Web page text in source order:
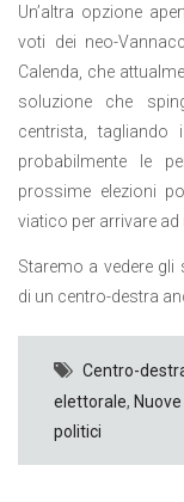
Un’altra opzione
voti dei neo-
Calenda, che
soluzione che
centrista,
probabilmente le
prossime elezioni
viatico per arrivare ad
Staremo a vedere gli
di un centro-destra
Centro-
elettorale,
politici